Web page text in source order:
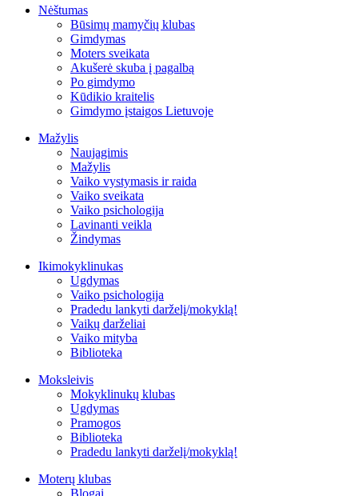
Nėštumas
Būsimų mamyčių klubas
Gimdymas
Moters sveikata
Akušerė skuba į pagalbą
Po gimdymo
Kūdikio kraitelis
Gimdymo įstaigos Lietuvoje
Mažylis
Naujagimis
Mažylis
Vaiko vystymasis ir raida
Vaiko sveikata
Vaiko psichologija
Lavinanti veikla
Žindymas
Ikimokyklinukas
Ugdymas
Vaiko psichologija
Pradedu lankyti darželį/mokyklą!
Vaikų darželiai
Vaiko mityba
Biblioteka
Moksleivis
Mokyklinukų klubas
Ugdymas
Pramogos
Biblioteka
Pradedu lankyti darželį/mokyklą!
Moterų klubas